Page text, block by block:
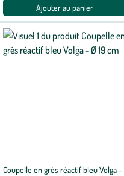
Ajouter au panier
Coupelle en grès réactif bleu Volga -